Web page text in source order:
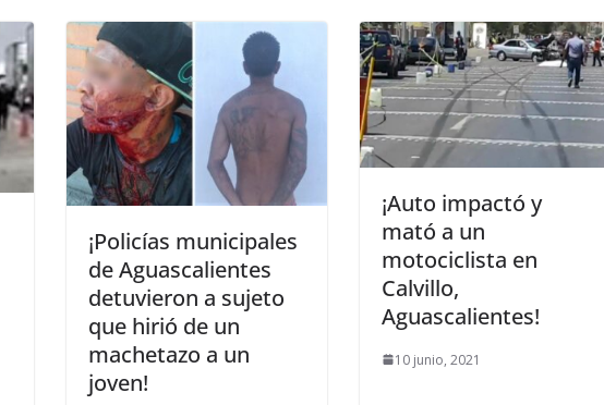
¡Policías municipales
de Aguascalientes
detuvieron a sujeto
que hirió de un
machetazo a un
joven!
¡Auto impactó y
mató a un
motociclista en
Calvillo,
Aguascalientes!
10 junio, 2021